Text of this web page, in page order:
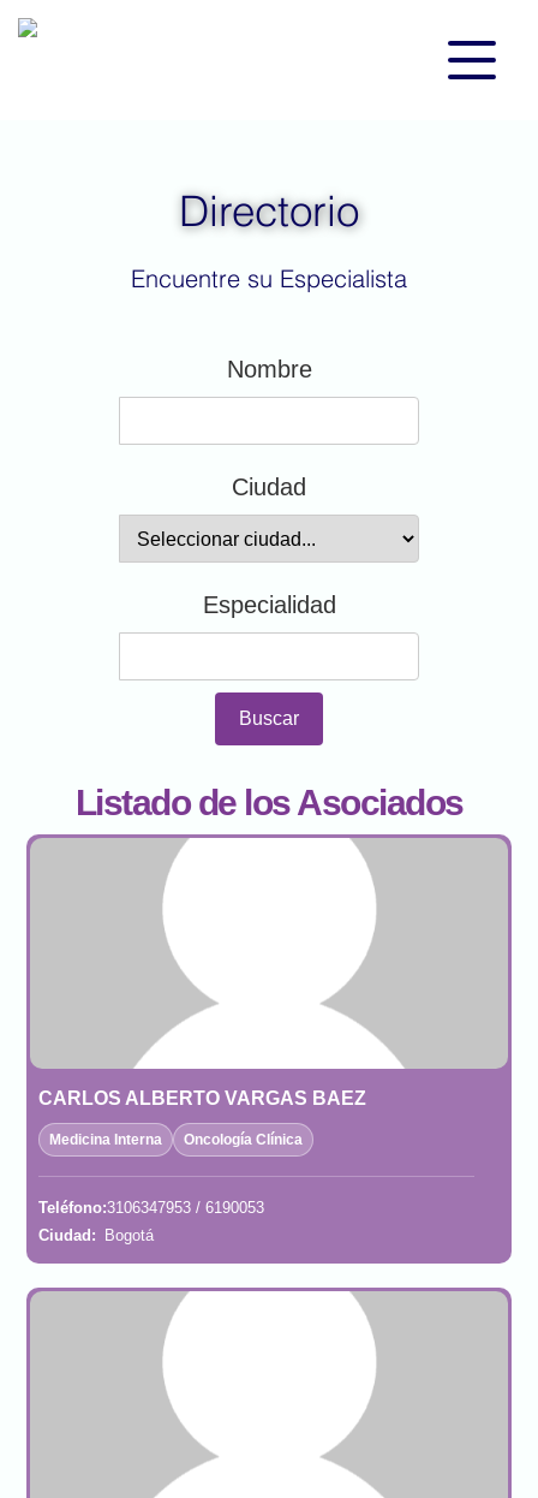
Directorio
Encuentre su Especialista
Nombre
Ciudad
Especialidad
Buscar
Listado de los Asociados
CARLOS ALBERTO VARGAS BAEZ
Medicina Interna Oncología Clínica
Teléfono:3106347953 / 6190053
Ciudad:
Bogotá